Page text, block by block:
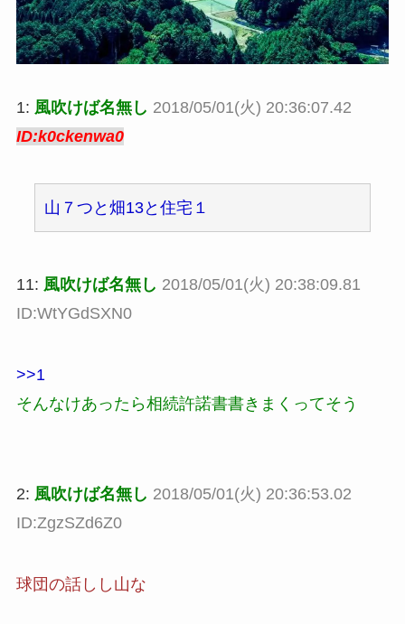
1: 風吹けば名無し 2018/05/01(火) 20:36:07.42
ID:k0ckenwa0
山７つと畑13と住宅１
11: 風吹けば名無し 2018/05/01(火) 20:38:09.81
ID:WtYGdSXN0
>>1
そんなけあったら相続許諾書書きまくってそう
2: 風吹けば名無し 2018/05/01(火) 20:36:53.02
ID:ZgzSZd6Z0
球団の話しし山な